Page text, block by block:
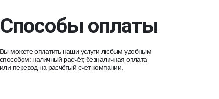
Способы оплаты
Вы можете оплатить наши услуги любым удобным
способом: наличный расчёт, безналичная оплата
или перевод на расчётый счет компании.